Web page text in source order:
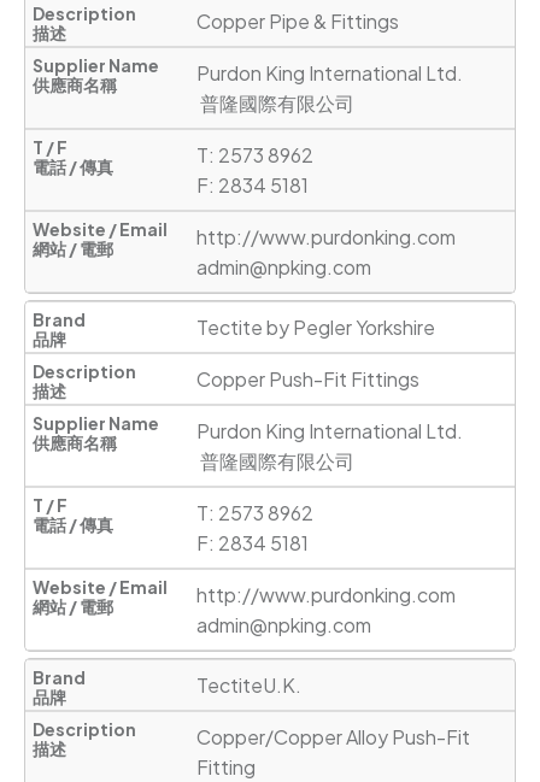
Copper Pipe & Fittings
Purdon King International Ltd.
普隆國際有限公司
T: 2573 8962
F: 2834 5181
http://www.purdonking.com
admin@npking.com
Tectite by Pegler Yorkshire
Copper Push-Fit Fittings
Purdon King International Ltd.
普隆國際有限公司
T: 2573 8962
F: 2834 5181
http://www.purdonking.com
admin@npking.com
TectiteU.K.
Copper/Copper Alloy Push-Fit
Fitting